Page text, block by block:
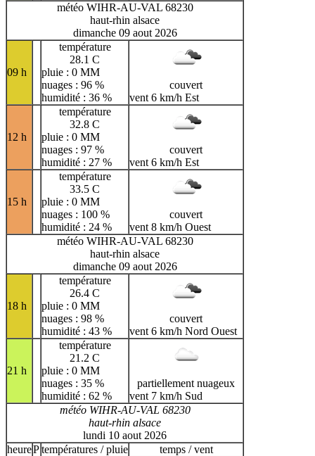
météo WIHR-AU-VAL 68230
haut-rhin alsace
dimanche 09 aout 2026
09 h
température
28.1 C
pluie : 0 MM
nuages : 96 %
humidité : 36 %
couvert
vent 6 km/h Est
12 h
température
32.8 C
pluie : 0 MM
nuages : 97 %
humidité : 27 %
couvert
vent 6 km/h Est
15 h
température
33.5 C
pluie : 0 MM
nuages : 100 %
humidité : 24 %
couvert
vent 8 km/h Ouest
météo WIHR-AU-VAL 68230
haut-rhin alsace
dimanche 09 aout 2026
18 h
température
26.4 C
pluie : 0 MM
nuages : 98 %
humidité : 43 %
couvert
vent 6 km/h Nord Ouest
21 h
température
21.2 C
pluie : 0 MM
nuages : 35 %
humidité : 62 %
partiellement nuageux
vent 7 km/h Sud
météo WIHR-AU-VAL 68230
haut-rhin alsace
lundi 10 aout 2026
heurePtempératures / pluie temps / vent